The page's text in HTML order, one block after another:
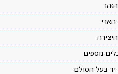
הארי
נוספים
יד בעל הסולם